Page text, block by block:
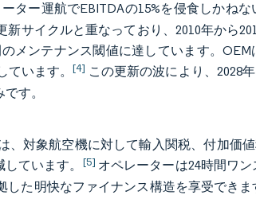
ター運航でEBITDAの15%を侵食しかねな
サイクルと重なっており、2010年から
メンテナンス閾値に達しています。OEM
ています。[4] この更新の波により、2028
す。
対象航空機に対して輸入関税、付加価
ています。 [5] オペレーターは24時間ワ
た明快なファイナンス構造を享受でき